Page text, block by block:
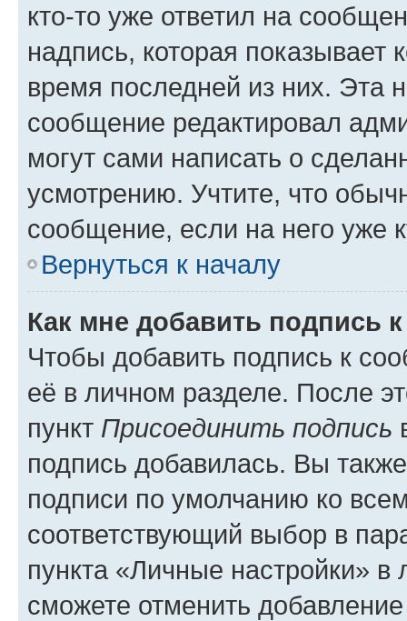
кто-то уже ответил на
надпись, которая показывает
время последней из них. Эта
сообщение редактировал
могут сами написать о
усмотрению. Учтите, что
сообщение, если на него уже
Вернуться к началу
Как мне добавить подпись
Чтобы добавить подпись к
её в личном разделе. После
пункт Присоединить подпись
подпись добавилась. Вы
подписи по умолчанию ко
соответствующий выбор в
пункта «Личные настройки»
сможете отменить